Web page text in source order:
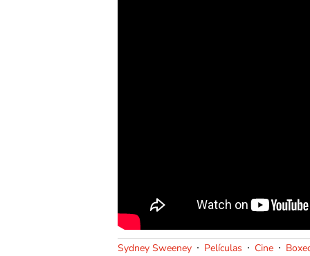
Sydney Sweeney Películas Cine